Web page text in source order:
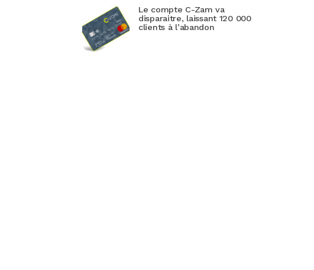
Le compte C-Zam va
disparaitre, laissant 120 000
clients à l’abandon